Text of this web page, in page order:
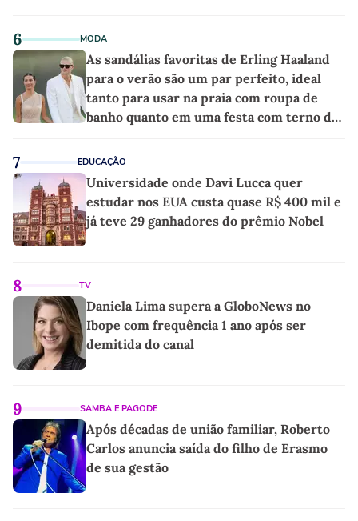
6 MODA
As sandálias favoritas de Erling Haaland
para o verão são um par perfeito, ideal
tanto para usar na praia com roupa de
banho quanto em uma festa com terno de
7 EDUCAÇÃO
Universidade onde Davi Lucca quer
estudar nos EUA custa quase R$ 400 mil e
já teve 29 ganhadores do prêmio Nobel
8 TV
Daniela Lima supera a GloboNews no
Ibope com frequência 1 ano após ser
demitida do canal
9 SAMBA E PAGODE
Após décadas de união familiar, Roberto
Carlos anuncia saída do filho de Erasmo
de sua gestão